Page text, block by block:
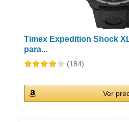
Timex Expedition Shock
para...
(184)
Ver